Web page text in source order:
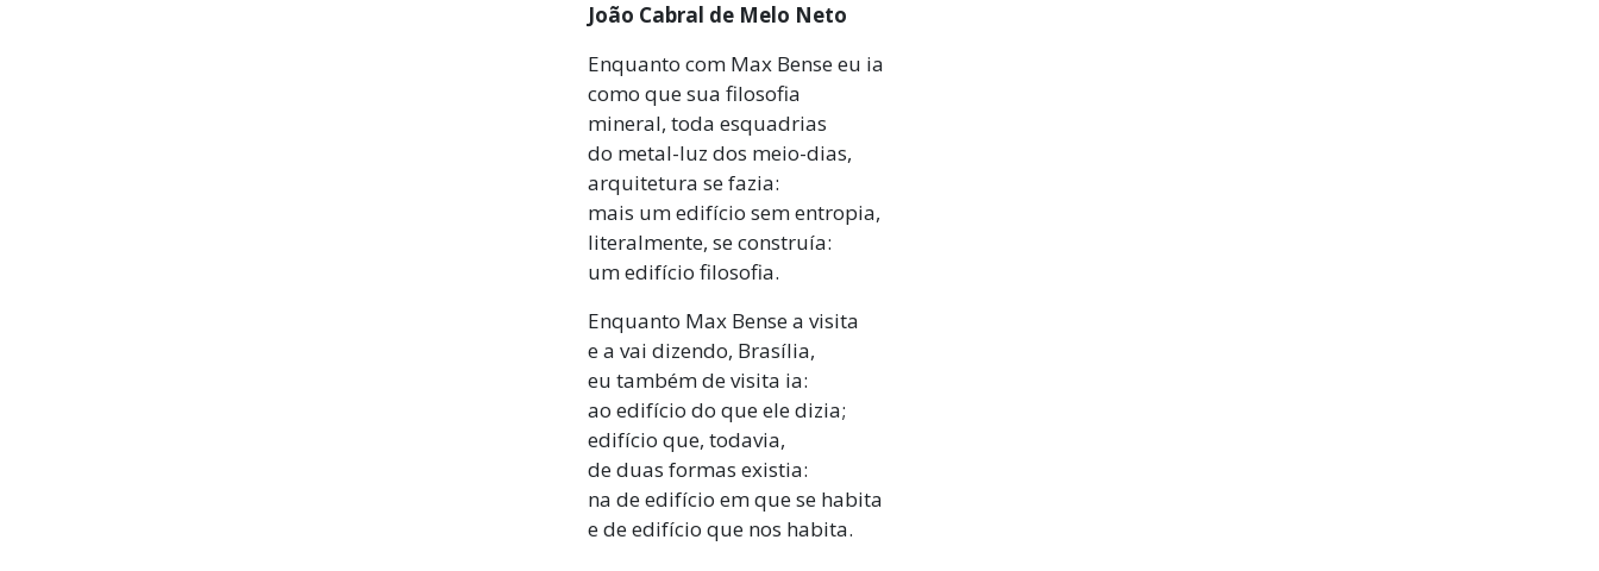
João Cabral de Melo Neto
Enquanto com Max Bense eu ia
como que sua filosofia
mineral, toda esquadrias
do metal-luz dos meio-dias,
arquitetura se fazia:
mais um edifício sem entropia,
literalmente, se construía:
um edifício filosofia.
Enquanto Max Bense a visita
e a vai dizendo, Brasília,
eu também de visita ia:
ao edifício do que ele dizia;
edifício que, todavia,
de duas formas existia:
na de edifício em que se habita
e de edifício que nos habita.